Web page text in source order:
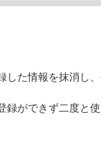
た情報を抹消し
ができず二度と使